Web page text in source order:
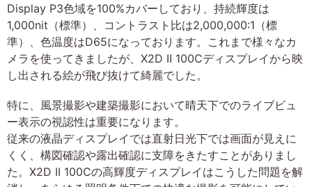
Display P3色域を100%カバーしており、持続輝度は
1,000nit（標準）、コントラスト比は2,000,000:1（標
準）、色温度はD65になっております。これまで様々なカ
メラを使ってきましたが、X2D II 100Cディスプレイから映
し出される絵が飛び抜けて綺麗でした。
特に、風景撮影や建築撮影において晴天下でのライブビュ
ー表示の視認性は重要になります。
従来の液晶ディスプレイでは直射日光下では画面が見えに
くく、構図確認や露出確認に支障をきたすことがありまし
た。X2D II 100Cの高輝度ディスプレイはこうした問題を解